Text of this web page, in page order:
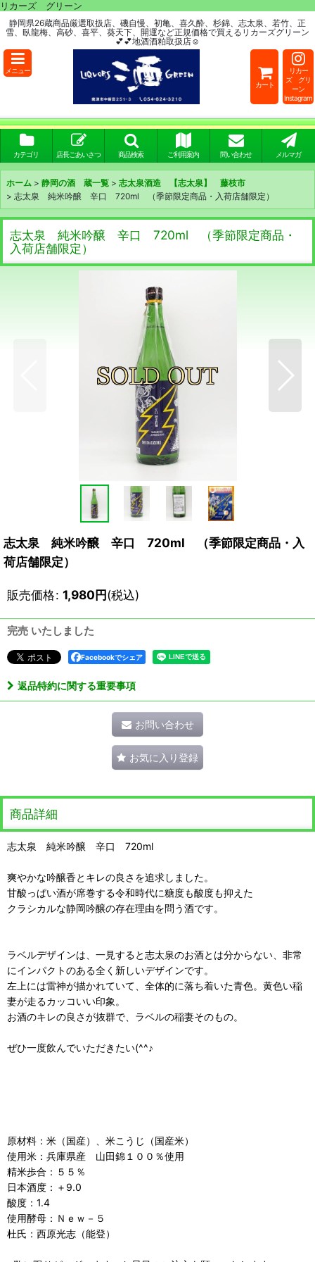
リカーズ グリーン
静岡県26蔵商品厳選取扱店、磯自慢、初亀、喜久酔、杉錦、志太泉、若竹、正
雪、臥龍梅、高砂、喜平、葵天下、開運など正規価格で買えるリカーズグリーン
💕💕地酒酒粕取扱店☺
メニュー
カート
リカー
ズ グリ
ーン
Instagram
カテゴリ 店長ごあいさつ 商品検索 ご利用案内 問い合わせ メルマガ
ホーム > 静岡の酒 蔵一覧 > 志太泉酒造 【志太泉】 藤枝市
> 志太泉 純米吟醸 辛口 720ml （季節限定商品・入荷店舗限定）
志太泉 純米吟醸 辛口 720ml （季節限定商品・
入荷店舗限定）
志太泉 純米吟醸 辛口 720ml （季節限定商品・入
荷店舗限定）
販売価格: 1,980円(税込)
完売 いたしました
Facebookでシェア
返品特約に関する重要事項
お問い合わせ
お気に入り登録
商品詳細
志太泉 純米吟醸 辛口 720ml
爽やかな吟醸香とキレの良さを追求しました。
甘酸っぱい酒が席巻する令和時代に糖度も酸度も抑えた
クラシカルな静岡吟醸の存在理由を問う酒です。
ラベルデザインは、一見すると志太泉のお酒とは分からない、非常
にインパクトのある全く新しいデザインです。
左上には雷神が描かれていて、全体的に落ち着いた青色。黄色い稲
妻が走るカッコいい印象。
お酒のキレの良さが抜群で、ラベルの稲妻そのもの。
ぜひ一度飲んでいただきたい(^^♪
原材料：米（国産）、米こうじ（国産米）
使用米：兵庫県産 山田錦１００％使用
精米歩合：５５％
日本酒度：＋9.0
酸度：1.4
使用酵母：Ｎｅｗ－５
杜氏：西原光志（能登）